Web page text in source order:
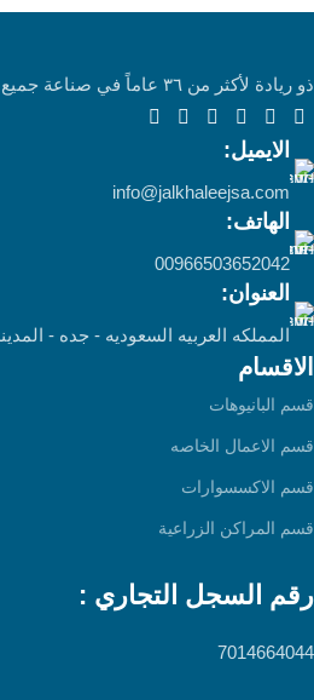
ذو ريادة لأكثر من ٣٦ عاماً في صناعة جميع منتجات الفايبرجلاس
الايميل:
info@jalkhaleejsa.com
الهاتف:
00966503652042
العنوان:
المملكه العربيه السعوديه - جده -
الاقسام
قسم البانيوهات
قسم الاعمال الخاصه
قسم الاكسسوارات
قسم المراكن الزراعية
رقم السجل التجاري :
7014664044